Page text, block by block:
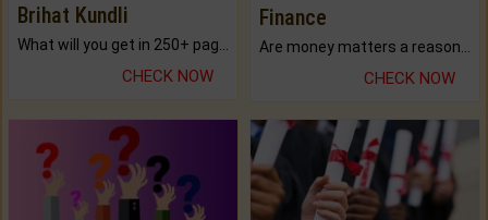
Brihat Kundli
CHECK NOW
Finance
CHECK NOW